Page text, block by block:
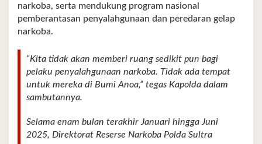
narkoba, serta mendukung program nasional
pemberantasan penyalahgunaan dan peredaran gelap
narkoba.
“Kita tidak akan memberi ruang sedikit pun bagi
pelaku penyalahgunaan narkoba. Tidak ada tempat
untuk mereka di Bumi Anoa,” tegas Kapolda dalam
sambutannya.
Selama enam bulan terakhir Januari hingga Juni
2025, Direktorat Reserse Narkoba Polda Sultra